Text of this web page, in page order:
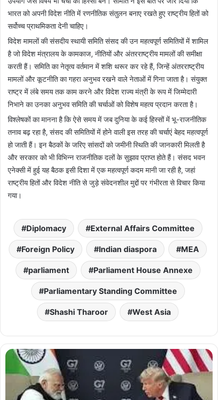
भारत को अपनी विदेश नीति में रणनीतिक संतुलन बनाए रखते हुए राष्ट्रीय हितों को
सर्वोच्च प्राथमिकता देनी चाहिए।
विदेश मामलों की संसदीय स्थायी समिति संसद की उन महत्वपूर्ण समितियों में शामिल
है जो विदेश मंत्रालय के कामकाज, नीतियों और अंतरराष्ट्रीय मामलों की समीक्षा
करती हैं। समिति का नेतृत्व वर्तमान में शशि थरूर कर रहे हैं, जिन्हें अंतरराष्ट्रीय
मामलों और कूटनीति का गहरा अनुभव रखने वाले नेताओं में गिना जाता है। संयुक्त
राष्ट्र में लंबे समय तक काम करने और विदेश राज्य मंत्री के रूप में जिम्मेदारी
निभाने का उनका अनुभव समिति की चर्चाओं को विशेष महत्व प्रदान करता है।
विश्लेषकों का मानना है कि ऐसे समय में जब दुनिया के कई हिस्सों में भू-राजनीतिक
तनाव बढ़ रहा है, संसद की समितियों में होने वाली इस तरह की चर्चाएं बेहद महत्वपूर्ण
हो जाती हैं। इन बैठकों के जरिए सांसदों को जमीनी स्थिति की जानकारी मिलती है
और सरकार को भी विभिन्न राजनीतिक दलों के सुझाव प्राप्त होते हैं। संसद भवन
एनेक्सी में हुई यह बैठक इसी दिशा में एक महत्वपूर्ण कदम मानी जा रही है, जहां
राष्ट्रीय हितों और विदेश नीति से जुड़े संवेदनशील मुद्दों पर गंभीरता से विचार किया
गया।
Diplomacy External Affairs Committee
Foreign Policy Indian diaspora MEA
parliament Parliament House Annexe
Parliamentary Standing Committee
Shashi Tharoor West Asia